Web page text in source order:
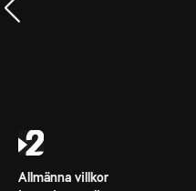
Allmänna villkor